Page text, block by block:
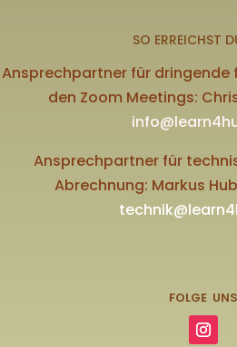
SO ERREICHST
Ansprechpartner für dringende
den Zoom Meetings:
Ansprechpartner für
Abrechnung: Markus
FOLGE UNS